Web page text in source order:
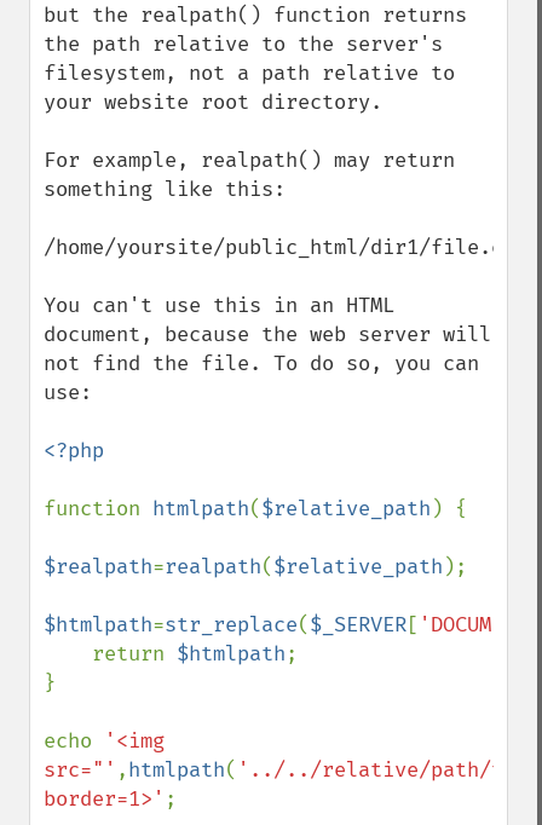
but the realpath() function returns
the path relative to the server's
filesystem, not a path relative to
your website root directory.
For example, realpath() may return
something like this:
/home/yoursite/public_html/dir1/file.ext
You can't use this in an HTML
document, because the web server will
not find the file. To do so, you can
use:
<?php
function htmlpath($relative_path ) {
$realpath=realpath($relative_path );
$htmlpath=str_replace($_SERVER[
    return
$htmlpath;
}
echo
'<img
src="' ,htmlpath( '../../relative/path/to/
border=1>' ;